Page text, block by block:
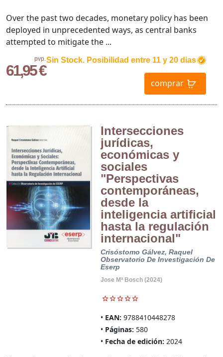
pvp.
61,95 €
Sin Stock. Posibilidad entre 11 y 20 dias
comprar
Over the past two decades, monetary policy has been
deployed in unprecedented ways, as central banks
attempted to mitigate the ...
Intersecciones
jurídicas,
económicas y
sociales
"Perspectivas
contemporáneas,
desde la
inteligencia artificial
hasta la regulación
internacional"
Crisóstomo Gálvez, Raquel
Observatorio De Investigación De
Eserp
Jose Mª Bosch (2024)
EAN: 9788410448278
Páginas: 580
Fecha de edición: 2024